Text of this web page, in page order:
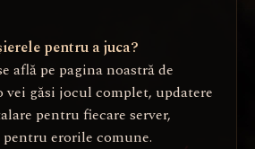
pentru a juca?
află pe pagina noastră de
vei găsi jocul complet, updatere
pentru fiecare server,
erorile comune.